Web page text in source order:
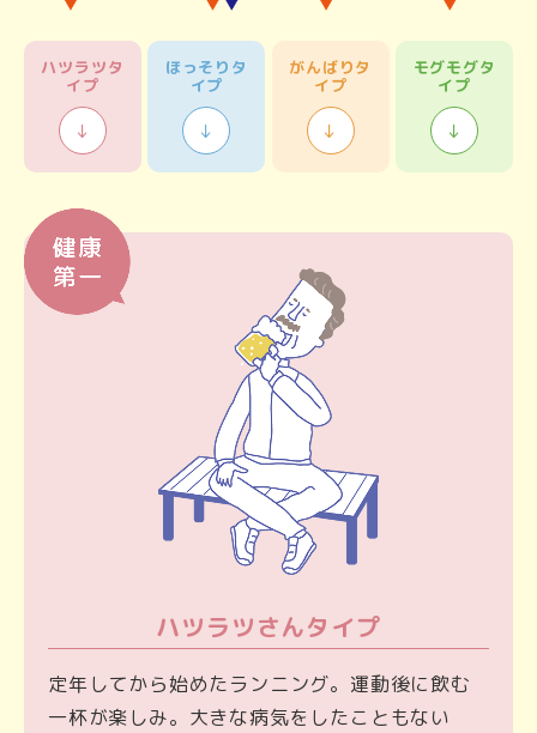
ハツラツタ
イプ
↓
ほっそり タ
イプ
↓
がんばりタ
イプ
↓
モグモグタ
イプ
↓
ハツラツさんタイプ
定年してから始めたランニング。運動後に飲む
一杯が楽しみ。大きな病気をしたこともない